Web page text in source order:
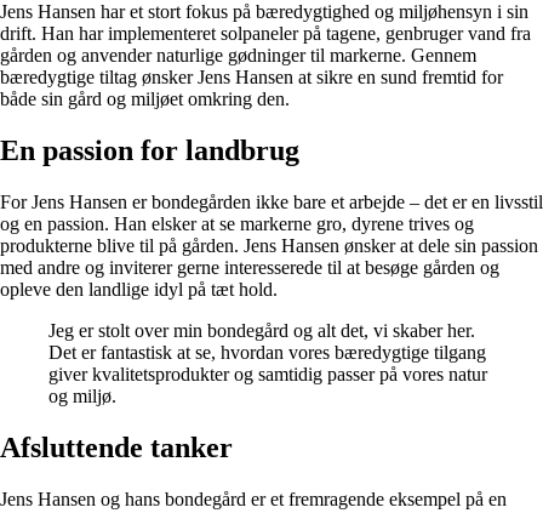
Jens Hansen har et stort fokus på bæredygtighed og miljøhensyn i sin
drift. Han har implementeret solpaneler på tagene, genbruger vand fra
gården og anvender naturlige gødninger til markerne. Gennem
bæredygtige tiltag ønsker Jens Hansen at sikre en sund fremtid for
både sin gård og miljøet omkring den.
En passion for landbrug
For Jens Hansen er bondegården ikke bare et arbejde – det er en livsstil
og en passion. Han elsker at se markerne gro, dyrene trives og
produkterne blive til på gården. Jens Hansen ønsker at dele sin passion
med andre og inviterer gerne interesserede til at besøge gården og
opleve den landlige idyl på tæt hold.
Jeg er stolt over min bondegård og alt det, vi skaber her.
Det er fantastisk at se, hvordan vores bæredygtige tilgang
giver kvalitetsprodukter og samtidig passer på vores natur
og miljø.
Afsluttende tanker
Jens Hansen og hans bondegård er et fremragende eksempel på en